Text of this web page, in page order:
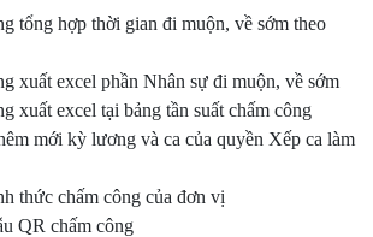
tổng hợp thời gian đi muộn, về sớm theo
xuất excel phần Nhân sự đi muộn, về sớm
xuất excel tại bảng tần suất chấm công
mới kỳ lương và ca của quyền Xếp ca làm
thức chấm công của đơn vị
QR chấm công